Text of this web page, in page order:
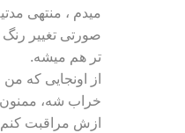
میدم ، منتهی
صورتی تغییر رنگ
تر هم میشه.
از اونجایی که
خراب شه، ممنون
ازش مراقبت